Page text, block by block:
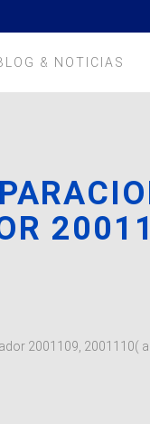
& NOTICIAS
2001109, 2001110(